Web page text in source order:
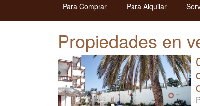
Para Comprar Para Alquilar
Propiedades en